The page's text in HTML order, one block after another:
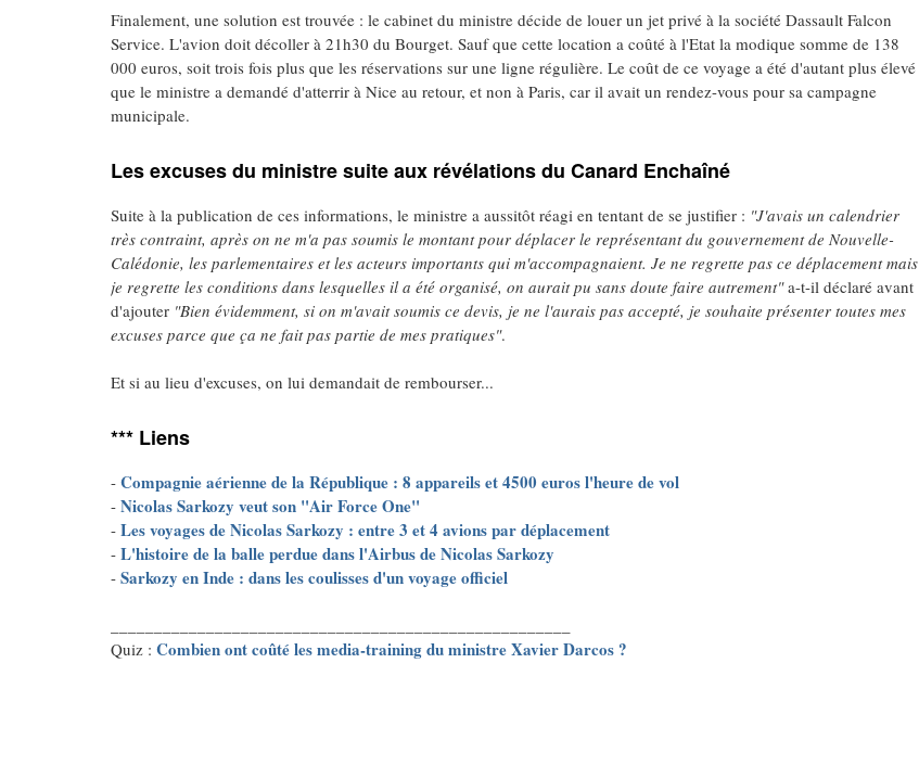
Finalement, une solution est trouvée : le cabinet du ministre décide de louer un jet privé à la société Dassault Falcon
Service. L'avion doit décoller à 21h30 du Bourget. Sauf que cette location a coûté à l'Etat la modique somme de 138
000 euros, soit trois fois plus que les réservations sur une ligne régulière. Le coût de ce voyage a été d'autant plus élevé
que le ministre a demandé d'atterrir à Nice au retour, et non à Paris, car il avait un rendez-vous pour sa campagne
municipale.
Les excuses du ministre suite aux révélations du Canard Enchaîné
Suite à la publication de ces informations, le ministre a aussitôt réagi en tentant de se justifier : "J'avais un calendrier
très contraint, après on ne m'a pas soumis le montant pour déplacer le représentant du gouvernement de Nouvelle-
Calédonie, les parlementaires et les acteurs importants qui m'accompagnaient. Je ne regrette pas ce déplacement mais
je regrette les conditions dans lesquelles il a été organisé, on aurait pu sans doute faire autrement"a-t-il déclaré avant
d'ajouter "Bien évidemment, si on m'avait soumis ce devis, je ne l'aurais pas accepté, je souhaite présenter toutes mes
excuses parce que ça ne fait pas partie de mes pratiques".
Et si au lieu d'excuses, on lui demandait de rembourser...
*** Liens
- Compagnie aérienne de la République : 8 appareils et 4500 euros l'heure de vol
- Nicolas Sarkozy veut son "Air Force One"
- Les voyages de Nicolas Sarkozy : entre 3 et 4 avions par déplacement
- L'histoire de la balle perdue dans l'Airbus de Nicolas Sarkozy
- Sarkozy en Inde : dans les coulisses d'un voyage officiel
Quiz : Combien ont coûté les media-training du ministre Xavier Darcos ?